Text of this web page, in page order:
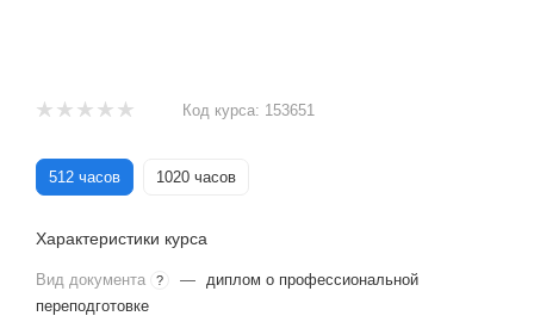
Код курса: 153651
512 часов 1020 часов
Характеристики курса
Вид документа ? —
диплом о профессиональной
переподготовке